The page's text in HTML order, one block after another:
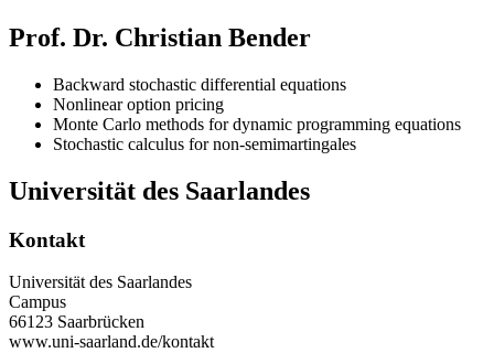
Prof. Dr. Christian Bender
Backward stochastic differential equations
Nonlinear option pricing
Monte Carlo methods for dynamic programming equations
Stochastic calculus for non-semimartingales
Universität des Saarlandes
Kontakt
Universität des Saarlandes
Campus
66123 Saarbrücken
www.uni-saarland.de/kontakt